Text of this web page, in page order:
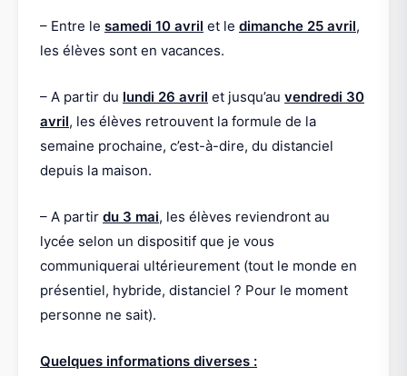
– Entre le samedi 10 avril et le dimanche 25 avril,
les élèves sont en vacances.
– A partir du lundi 26 avril et jusqu’au vendredi 30
avril, les élèves retrouvent la formule de la
semaine prochaine, c’est-à-dire, du distanciel
depuis la maison.
– A partir du 3 mai, les élèves reviendront au
lycée selon un dispositif que je vous
communiquerai ultérieurement (tout le monde en
présentiel, hybride, distanciel ? Pour le moment
personne ne sait).
Quelques informations diverses :